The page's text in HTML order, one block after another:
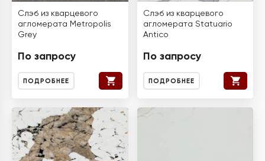
Слэб из кварцевого
агломерата Metropolis
Grey
По запросу
ПОДРОБНЕЕ
Слэб из кварцевого
агломерата Statuario
Antico
По запросу
ПОДРОБНЕЕ